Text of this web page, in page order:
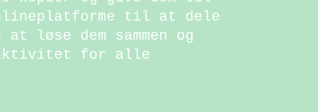
til at dele
løse dem sammen og
aktivitet for alle